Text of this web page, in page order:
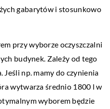
gabarytów i stosunkowo
przy wyborze oczyszczalni
budynek. Zależy od tego
np. mamy do czynienia
wytwarza średnio 1800 l w
wyborem będzie